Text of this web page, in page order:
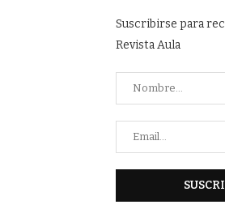
Suscribirse para
Revista Aula